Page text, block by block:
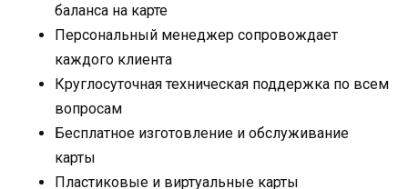
баланса на карте
Персональный менеджер сопровождает
каждого клиента
Круглосуточная техническая поддержка по всем
вопросам
Бесплатное изготовление и обслуживание
карты
Пластиковые и виртуальные карты